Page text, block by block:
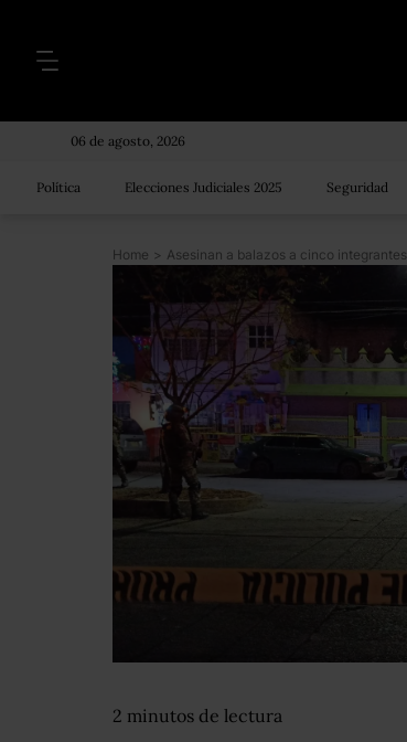
06 de agosto, 2026
Política Elecciones Judiciales 2025 Seguridad
Home >
2 minutos de lectura